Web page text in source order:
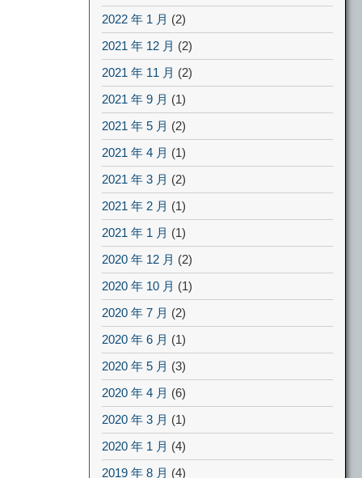
2022 年 1 月 (2)
2021 年 12 月 (2)
2021 年 11 月 (2)
2021 年 9 月 (1)
2021 年 5 月 (2)
2021 年 4 月 (1)
2021 年 3 月 (2)
2021 年 2 月 (1)
2021 年 1 月 (1)
2020 年 12 月 (2)
2020 年 10 月 (1)
2020 年 7 月 (2)
2020 年 6 月 (1)
2020 年 5 月 (3)
2020 年 4 月 (6)
2020 年 3 月 (1)
2020 年 1 月 (4)
2019 年 8 月 (4)